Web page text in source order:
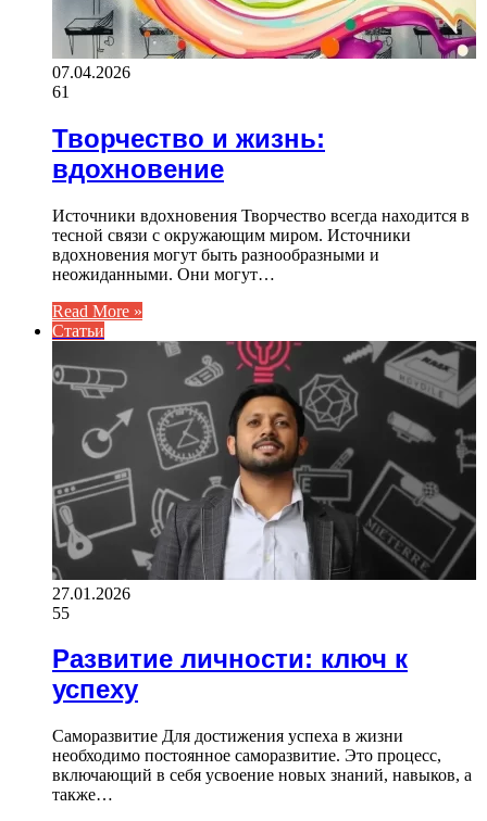
07.04.2026
61
Творчество и жизнь:
вдохновение
Источники вдохновения Творчество всегда находится в
тесной связи с окружающим миром. Источники
вдохновения могут быть разнообразными и
неожиданными. Они могут…
Read More »
Статьи
27.01.2026
55
Развитие личности: ключ к
успеху
Саморазвитие Для достижения успеха в жизни
необходимо постоянное саморазвитие. Это процесс,
включающий в себя усвоение новых знаний, навыков, а
также…